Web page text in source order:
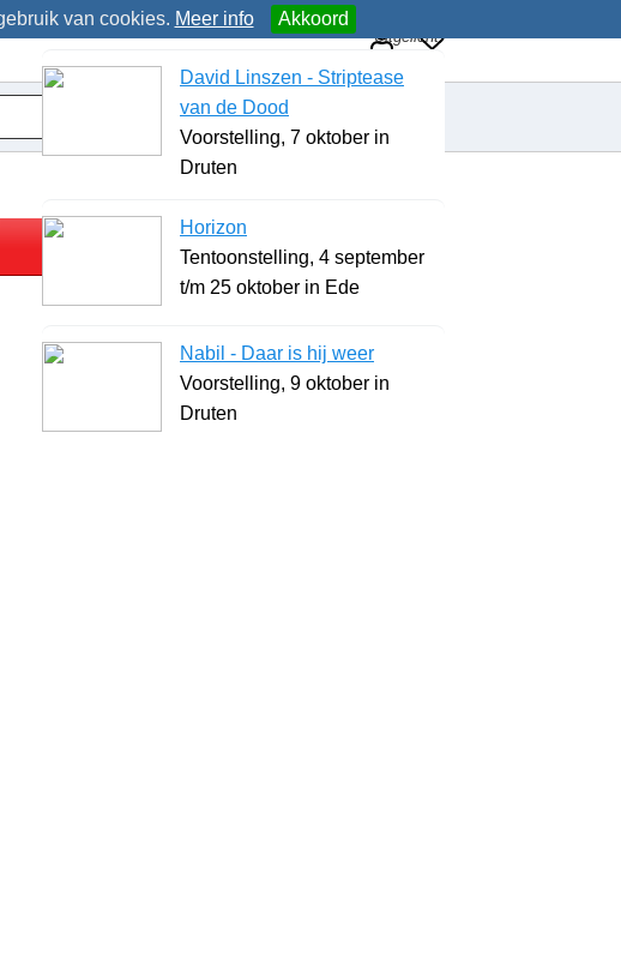
van cookies. Meer info Akkoord
Uitgelicht
David Linszen - Striptease
van de Dood
Voorstelling, 7 oktober in
Druten
Horizon
Tentoonstelling, 4 september
t/m 25 oktober in Ede
Nabil - Daar is hij weer
Voorstelling, 9 oktober in
Druten